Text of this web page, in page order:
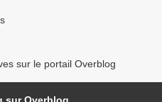
sur le portail Overblog